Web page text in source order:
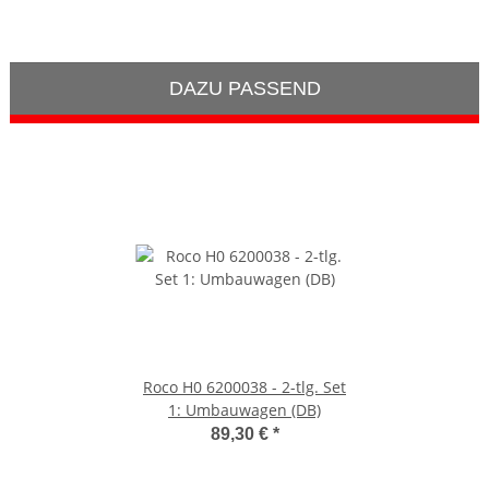
DAZU PASSEND
Roco H0 6200038 - 2-tlg. Set
1: Umbauwagen (DB)
89,30 € *